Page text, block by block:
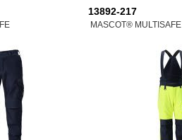
13892-217
MASCOT® MULTISAFE